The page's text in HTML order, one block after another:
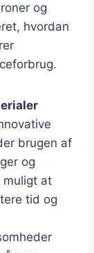
og
hvordan
brugen af
og
muligt at
tid og